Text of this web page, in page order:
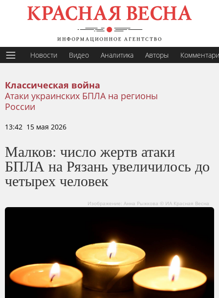
Новости Видео Аналитика Авторы
Классическая война
Атаки украинских БПЛА на регионы
России
13:42 15 мая 2026
Малков: число жертв атаки
БПЛА на Рязань увеличилось до
четырех человек
Изображение: Анна Рыжкова © ИА Красная Весна